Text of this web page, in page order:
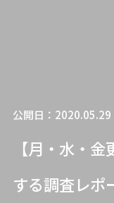
公開日：2020.05.29
【月・水・
する調査レポ